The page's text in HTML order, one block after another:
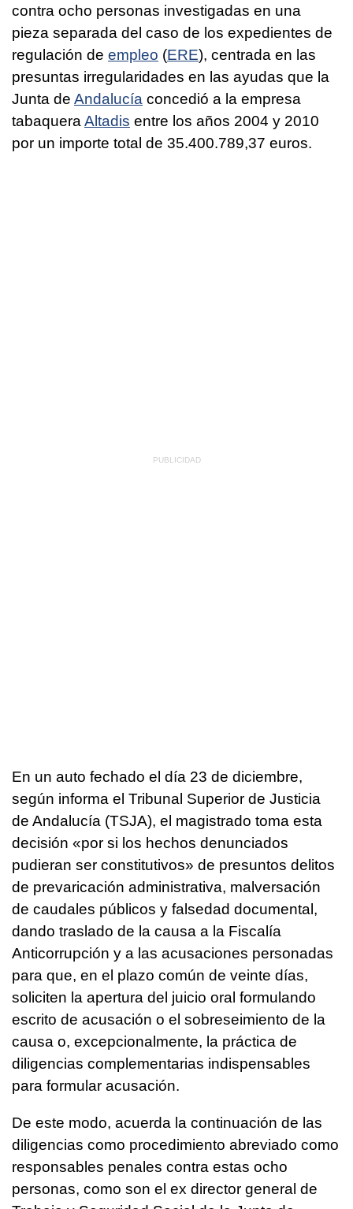
contra ocho personas investigadas en una
pieza separada del caso de los expedientes de
regulación de empleo (ERE), centrada en las
presuntas irregularidades en las ayudas que la
Junta de Andalucía concedió a la empresa
tabaqueraAltadis entre los años 2004 y 2010
por un importe total de 35.400.789,37 euros.
En un auto fechado el día 23 de diciembre,
según informa el Tribunal Superior de Justicia
de Andalucía (TSJA), el magistrado toma esta
decisión «por si los hechos denunciados
pudieran ser constitutivos» de presuntos delitos
de prevaricación administrativa, malversación
de caudales públicos y falsedad documental,
dando traslado de la causa a la Fiscalía
Anticorrupción y a las acusaciones personadas
para que, en el plazo común de veinte días,
soliciten la apertura del juicio oral formulando
escrito de acusación o el sobreseimiento de la
causa o, excepcionalmente, la práctica de
diligencias complementarias indispensables
para formular acusación.
De este modo, acuerda la continuación de las
diligencias como procedimiento abreviado como
responsables penales contra estas ocho
personas, como son el ex director general de